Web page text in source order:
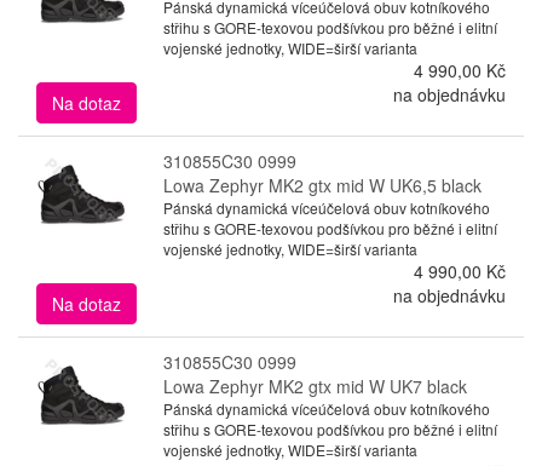
Pánská dynamická víceúčelová obuv kotníkového
střihu s GORE-texovou podšívkou pro běžné i elitní
vojenské jednotky, WIDE=širší varianta
4 990,00 Kč
Na dotaz
na objednávku
310855C30 0999
Lowa Zephyr MK2 gtx mid W UK6,5 black
Pánská dynamická víceúčelová obuv kotníkového
střihu s GORE-texovou podšívkou pro běžné i elitní
vojenské jednotky, WIDE=širší varianta
4 990,00 Kč
Na dotaz
na objednávku
310855C30 0999
Lowa Zephyr MK2 gtx mid W UK7 black
Pánská dynamická víceúčelová obuv kotníkového
střihu s GORE-texovou podšívkou pro běžné i elitní
vojenské jednotky, WIDE=širší varianta